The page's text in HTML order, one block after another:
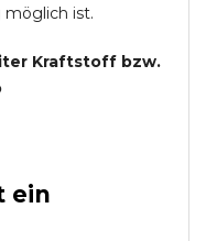
ist.
Kraftstoff bzw.
ein